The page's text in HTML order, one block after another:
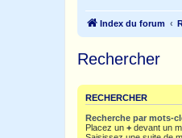
Index du forum
Rechercher
RECHERCHER
Recherche par mots-
Placez un + devant un